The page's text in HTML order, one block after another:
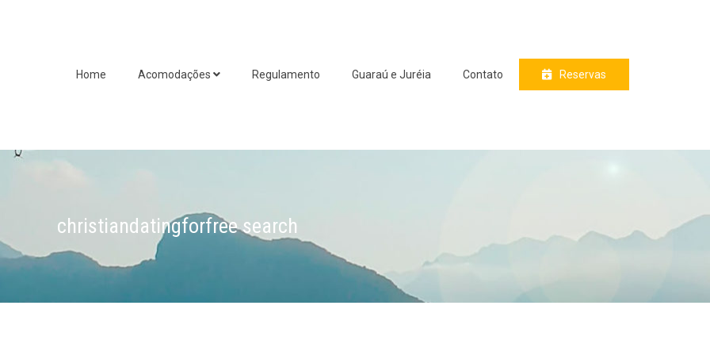
Home Acomodações Regulamento Guaraú e Juréia Contato Reservas
christiandatingforfree search